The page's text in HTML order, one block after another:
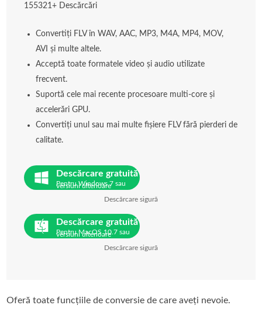
155321+ Descărcări
Convertiți FLV în WAV, AAC, MP3, M4A, MP4, MOV,
AVI și multe altele.
Acceptă toate formatele video și audio utilizate
frecvent.
Suportă cele mai recente procesoare multi-core și
accelerări GPU.
Convertiți unul sau mai multe fișiere FLV fără pierderi de
calitate.
Descărcare gratuită
Pentru Windows 7 sau
versiuni ulterioare
Descărcare sigură
Descărcare gratuită
Pentru MacOS 10.7 sau
versiuni ulterioare
Descărcare sigură
Oferă toate funcțiile de conversie de care aveți nevoie.